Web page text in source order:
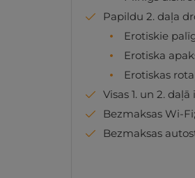
Papildu 2. daļa
Erotiskie
Erotiska
Erotiskas
Visas 1. un 2.
Bezmaksas Wi-Fi;
Bezmaksas